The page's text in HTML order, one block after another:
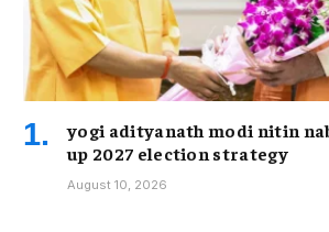
yogi adityanath modi nitin
up 2027 election strategy
August 10, 2026